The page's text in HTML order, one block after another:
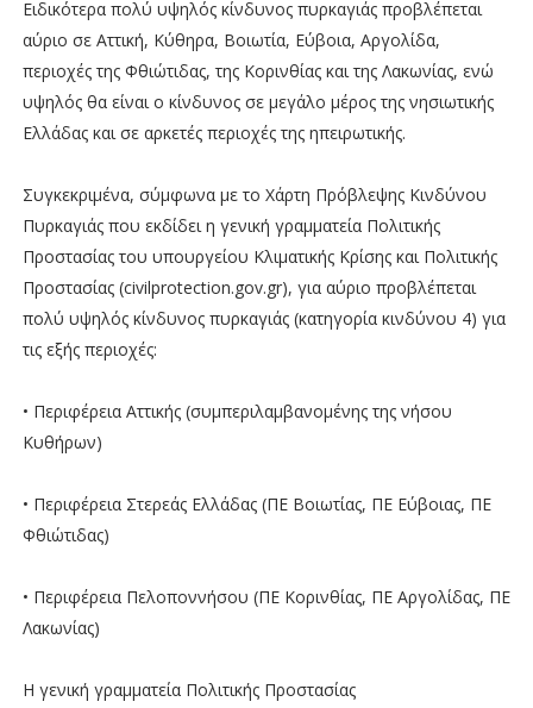
Ειδικότερα πολύ υψηλός κίνδυνος πυρκαγιάς προβλέπεται
αύριο σε Αττική, Κύθηρα, Βοιωτία, Εύβοια, Αργολίδα,
περιοχές της Φθιώτιδας, της Κορινθίας και της Λακωνίας, ενώ
υψηλός θα είναι ο κίνδυνος σε μεγάλο μέρος της νησιωτικής
Ελλάδας και σε αρκετές περιοχές της ηπειρωτικής.
Συγκεκριμένα, σύμφωνα με το Χάρτη Πρόβλεψης Κινδύνου
Πυρκαγιάς που εκδίδει η γενική γραμματεία Πολιτικής
Προστασίας του υπουργείου Κλιματικής Κρίσης και Πολιτικής
Προστασίας (civilprotection.gov.gr), για αύριο προβλέπεται
πολύ υψηλός κίνδυνος πυρκαγιάς (κατηγορία κινδύνου 4) για
τις εξής περιοχές:
• Περιφέρεια Αττικής (συμπεριλαμβανομένης της νήσου
Κυθήρων)
• Περιφέρεια Στερεάς Ελλάδας (ΠΕ Βοιωτίας, ΠΕ Εύβοιας, ΠΕ
Φθιώτιδας)
• Περιφέρεια Πελοποννήσου (ΠΕ Κορινθίας, ΠΕ Αργολίδας, ΠΕ
Λακωνίας)
Η γενική γραμματεία Πολιτικής Προστασίας